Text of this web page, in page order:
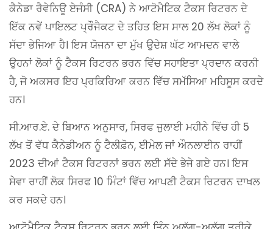
ਕੈਨੇਡਾ ਰੈਵੇਨਿਊ ਏਜੰਸੀ (CRA) ਨੇ ਆਟੋਮੈਟਿਕ ਟੈਕਸ ਰਿਟਰਨ ਦੇ
ਇੱਕ ਨਵੇਂ ਪਾਇਲਟ ਪ੍ਰੌਜੈਕਟ ਦੇ ਤਹਿਤ ਇਸ ਸਾਲ 20 ਲੱਖ ਲੋਕਾਂ ਨੂੰ
ਸੱਦਾ ਭੇਜਿਆ ਹੈ। ਇਸ ਯੋਜਨਾ ਦਾ ਮੁੱਖ ਉਦੇਸ਼ ਘੱਟ ਆਮਦਨ ਵਾਲੇ
ਉਹਨਾਂ ਲੋਕਾਂ ਨੂੰ ਟੈਕਸ ਰਿਟਰਨ ਭਰਨ ਵਿੱਚ ਸਹਾਇਤਾ ਪ੍ਰਦਾਨ ਕਰਨੀ
ਹੈ, ਜੋ ਅਕਸਰ ਇਹ ਪ੍ਰਕਿਰਿਆ ਕਰਨ ਵਿੱਚ ਸਮੱਸਿਆ ਮਹਿਸੂਸ ਕਰਦੇ
ਹਨ।
ਸੀ.ਆਰ.ਏ. ਦੇ ਬਿਆਨ ਅਨੁਸਾਰ, ਸਿਰਫ ਜੁਲਾਈ ਮਹੀਨੇ ਵਿੱਚ ਹੀ 5
ਲੱਖ ਤੋਂ ਵੱਧ ਕੈਨੇਡੀਅਨ ਨੂੰ ਟੈਲੀਫ਼ੋਨ, ਈਮੇਲ ਜਾਂ ਔਨਲਾਈਨ ਰਾਹੀਂ
2023 ਦੀਆਂ ਟੈਕਸ ਰਿਟਰਨਾਂ ਭਰਨ ਲਈ ਸੱਦੇ ਭੇਜੇ ਗਏ ਹਨ। ਇਸ
ਸੇਵਾ ਰਾਹੀਂ ਲੋਕ ਸਿਰਫ 10 ਮਿੰਟਾਂ ਵਿੱਚ ਆਪਣੀ ਟੈਕਸ ਰਿਟਰਨ ਦਾਖਲ
ਕਰ ਸਕਦੇ ਹਨ।